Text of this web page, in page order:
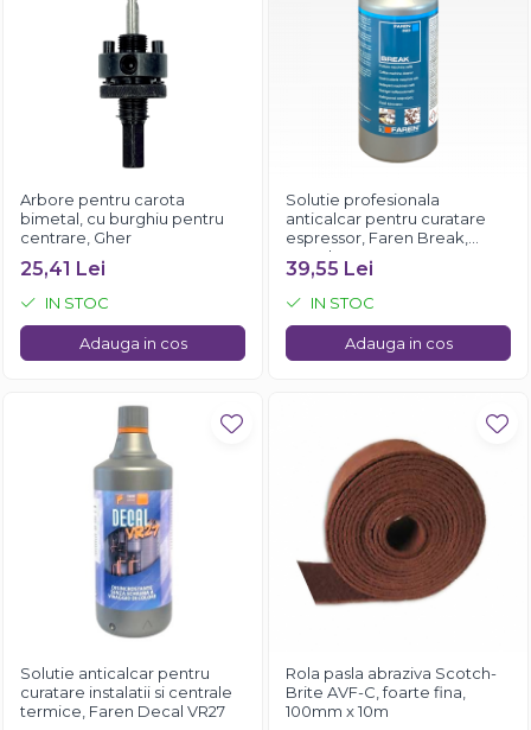
Arbore pentru carota
bimetal, cu burghiu pentru
centrare, Gher
25,41 Lei
IN STOC
Adauga in cos
Solutie profesionala
anticalcar pentru curatare
espressor, Faren Break,
750ml
39,55 Lei
IN STOC
Adauga in cos
Solutie anticalcar pentru
curatare instalatii si centrale
termice, Faren Decal VR27
Rola pasla abraziva Scotch-
Brite AVF-C, foarte fina,
100mm x 10m